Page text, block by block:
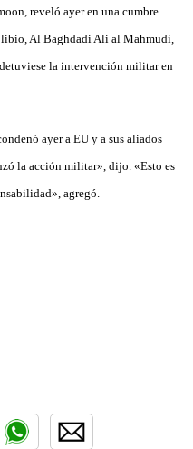
reveló ayer en una cumbre
Al Baghdadi Ali al Mahmudi,
la intervención militar en
ayer a EU y a sus aliados
la acción militar», dijo. «Esto es
agregó.